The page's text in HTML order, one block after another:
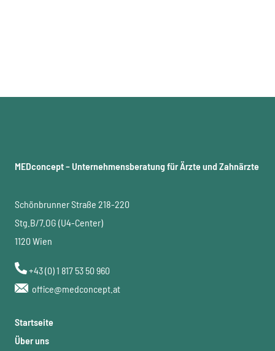
MEDconcept – Unternehmensberatung für Ärzte und Zahnärzte
Schönbrunner Straße 218-220
Stg.B/7.OG (U4-Center)
1120 Wien
+43 (0) 1 817 53 50 960
office@medconcept.at
Startseite
Über uns